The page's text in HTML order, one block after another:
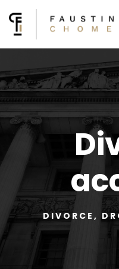
DIVORCE ,